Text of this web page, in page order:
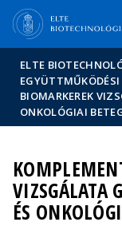
ELTE
BIOMARKEREK
ONKOLÓGIAI
VIZSGÁLATA
ÉS